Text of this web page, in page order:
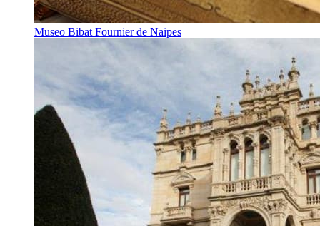
Museo Bibat Fournier de Naipes